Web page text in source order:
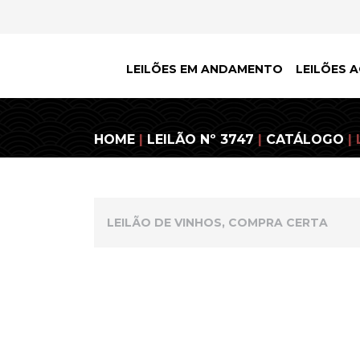
LEILÕES EM ANDAMENTO LEILÕES
HOME | LEILÃO Nº 3747 | CATÁLOGO |
LEILÃO DE VINHOS, COMPRA CERTA